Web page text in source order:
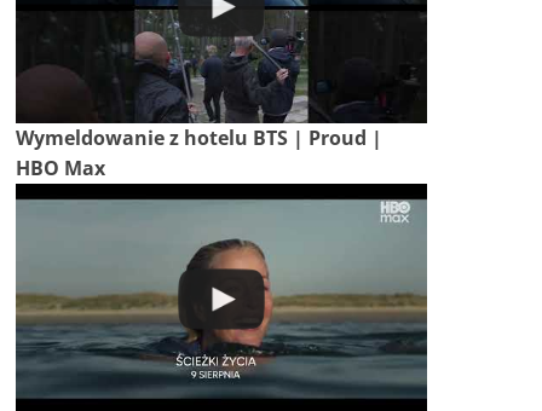
Wymeldowanie z hotelu BTS | Proud |
HBO Max